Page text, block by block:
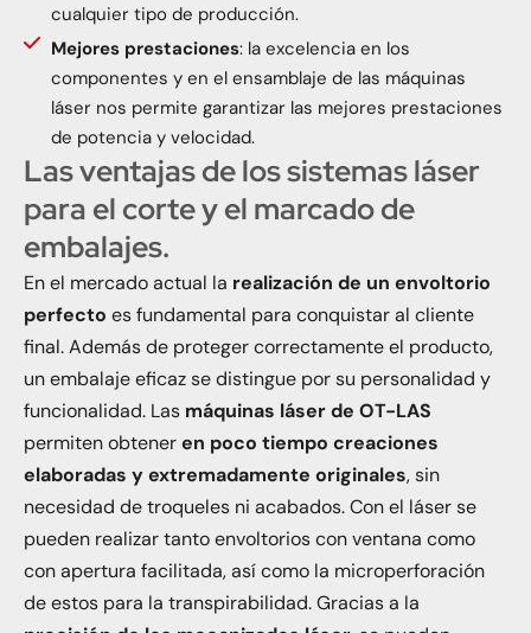
cualquier tipo de producción.
Mejores prestaciones: la excelencia en los
componentes y en el ensamblaje de las máquinas
láser nos permite garantizar las mejores prestaciones
de potencia y velocidad.
Las ventajas de los sistemas láser
para el corte y el marcado de
embalajes.
En el mercado actual la realización de un envoltorio
perfecto es fundamental para conquistar al cliente
final. Además de proteger correctamente el producto,
un embalaje eficaz se distingue por su personalidad y
funcionalidad. Las máquinas láser de OT-LAS
permiten obteneren poco tiempo creaciones
elaboradas y extremadamente originales, sin
necesidad de troqueles ni acabados. Con el láser se
pueden realizar tanto envoltorios con ventana como
con apertura facilitada, así como la microperforación
de estos para la transpirabilidad. Gracias a la